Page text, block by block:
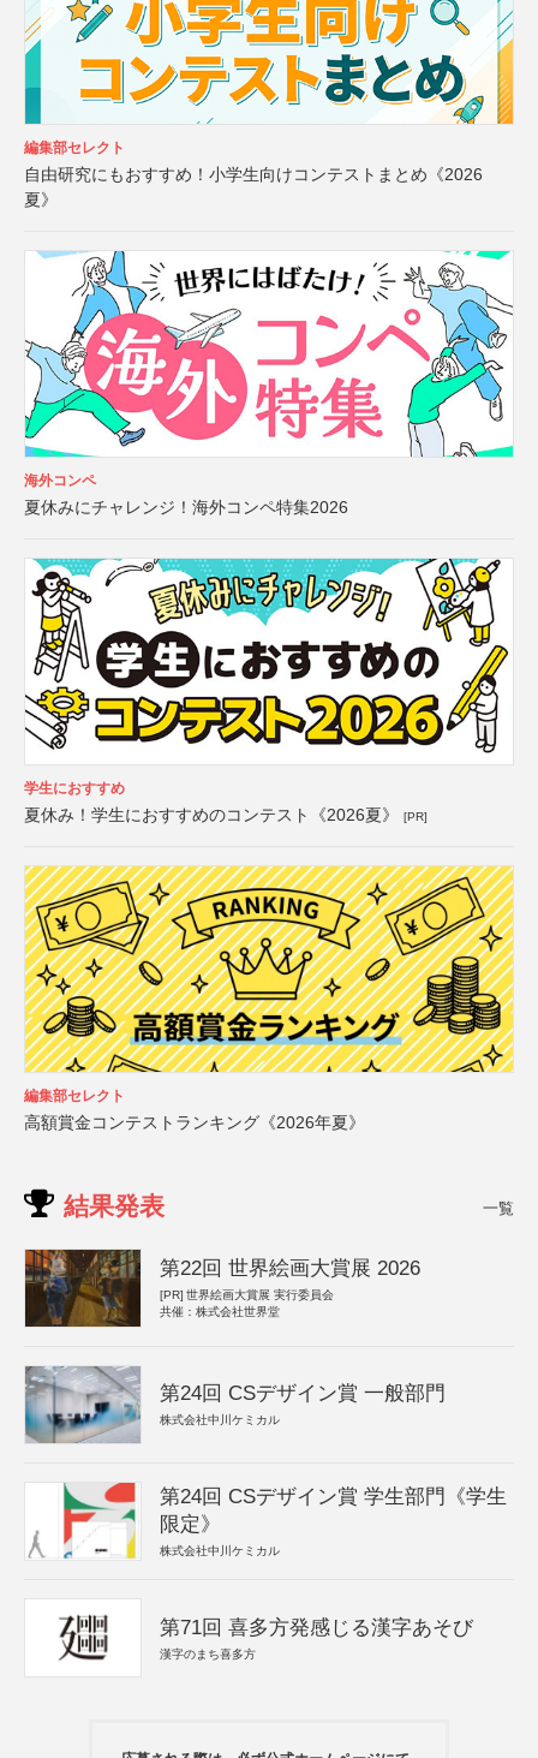
編集部セレクト
自由研究にもおすすめ！小学生向けコンテストまとめ《2026
夏》
海外コンペ
夏休みにチャレンジ！海外コンペ特集2026
学生におすすめ
夏休み！学生におすすめのコンテスト《2026夏》 [PR]
編集部セレクト
高額賞金コンテストランキング《2026年夏》
結果発表 一覧
第22回 世界絵画大賞展 2026
[PR] 世界絵画大賞展 実行委員会
共催：株式会社世界堂
第24回 CSデザイン賞 一般部門
株式会社中川ケミカル
第24回 CSデザイン賞 学生部門《学生
限定》
株式会社中川ケミカル
第71回 喜多方発感じる漢字あそび
漢字のまち喜多方